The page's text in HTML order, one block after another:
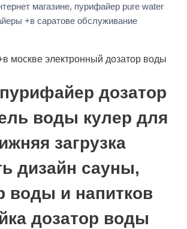
магазине, пурифайер pure water
+в саратове обслуживание
москве электронный дозатор воды
дозатор
воды кулер для
загрузка
дизайн сауны,
воды и напитков
дозатор воды